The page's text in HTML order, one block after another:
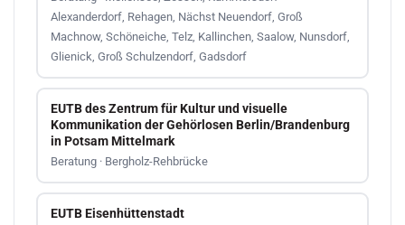
Alexanderdorf, Rehagen, Nächst Neuendorf, Groß
Machnow, Schöneiche, Telz, Kallinchen, Saalow, Nunsdorf,
Glienick, Groß Schulzendorf, Gadsdorf
EUTB des Zentrum für Kultur und visuelle
Kommunikation der Gehörlosen Berlin/Brandenburg
in Potsam Mittelmark
Beratung · Bergholz-Rehbrücke
EUTB Eisenhüttenstadt